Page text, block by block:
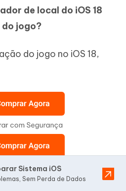
de local do iOS 18
jogo?
do jogo no iOS 18,
Sistema iOS
Sem Perda de Dados